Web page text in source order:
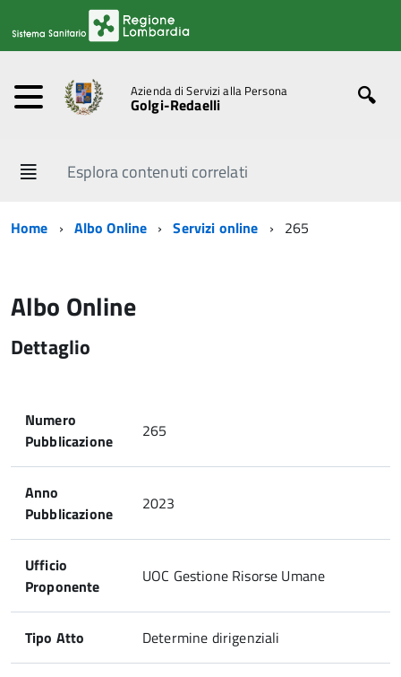
Azienda di Servizi alla Persona
Golgi-Redaelli
Esplora contenuti correlati
Home Albo Online Servizi online 265
Albo Online
Dettaglio
Numero
Pubblicazione
265
Anno
Pubblicazione
2023
Ufficio
Proponente
UOC Gestione Risorse Umane
Tipo Atto Determine dirigenziali